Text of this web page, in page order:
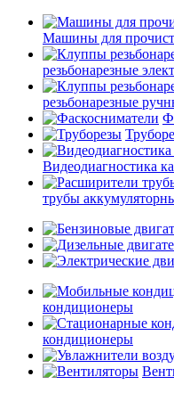
Машины для
резьбонарезные
резьбонарезные
Видеодиагностика
трубы
кондиционеры
кондиционеры